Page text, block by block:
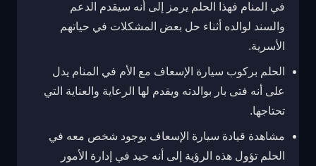
في المنام فهذا الحلم يرمز إلى أنه سيقدم الدعم
والسند لوالده أثناء حل بعض المشكلات في حياتهم
الأسرية.
الحلم بركوب سيارة الإسعاف مع الأم في المنام يدل
على أنه فتى بار بوالدته ويقدم لها الرعاية والعناية التي
تحتاجها.
مشاهدة قيادة سيارة الإسعاف بوجود شخص معه في
الحلم تؤول هذه الرؤية إلى أنه جيد في إدارة الأمور